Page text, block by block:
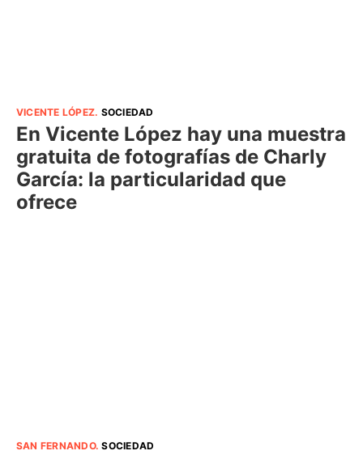
VICENTE LÓPEZ. SOCIEDAD
En Vicente López hay una muestra
gratuita de fotografías de Charly
García: la particularidad que
ofrece
SAN FERNANDO.SOCIEDAD